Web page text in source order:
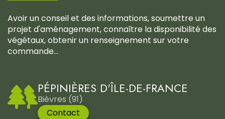
Avoir un conseil et des informations, soumettre un
projet d'aménagement, connaître la disponibilité des
végétaux, obtenir un renseignement sur votre
commande...
PÉPINIÈRES D'ÎLE-DE-FRANCE
Bièvres (91)
Contact